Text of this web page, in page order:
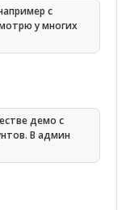
с
у многих
демо с
В админ